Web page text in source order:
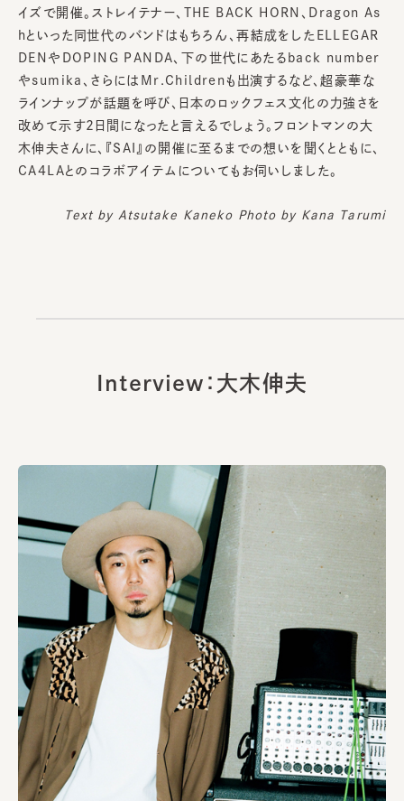
イズで開催。ストレイテナー、THE BACK HORN、Dragon As
hといった同世代のバンドはもちろん、再結成をしたELLEGAR
DENやDOPING PANDA、下の世代にあたるback number
やsumika、さらにはMr.Childrenも出演するなど、超豪華な
ラインナップが話題を呼び、日本のロックフェス文化の力強さを
改めて示す2日間になったと言えるでしょう。フロントマンの大
木伸夫さんに、『SAI』の開催に至るまでの想いを聞くとともに、
CA4LAとのコラボアイテムについてもお伺いしました。
Text by Atsutake Kaneko Photo by Kana Tarumi
Interview：大木伸夫